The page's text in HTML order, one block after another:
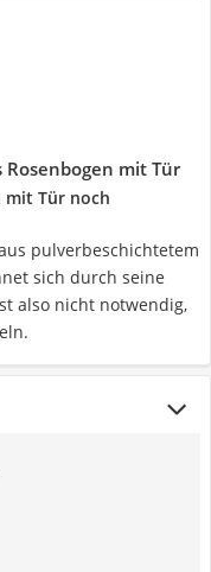
mit Tür
mit Tür noch
pulverbeschichtetem
sich durch seine
also nicht notwendig,